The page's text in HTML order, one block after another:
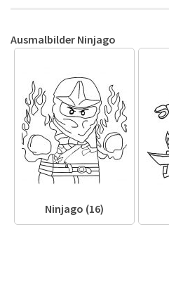
Ausmalbilder Ninjago
Ninjago (16)